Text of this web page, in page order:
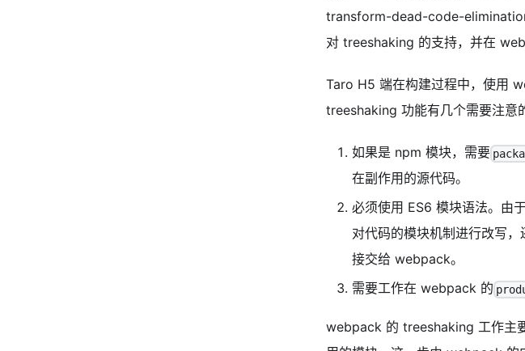
transform-dead-code-
对 treeshaking 的支持，并在
Taro H5 端在构建过程中，使用
treeshaking 功能有几个需要注意
如果是 npm 模块，需要
在副作用的源代码。
必须使用 ES6 模块语法。由
对代码的模块机制进行改写，
接交给 webpack。
需要工作在 webpack 的
webpack 的 treeshaking 工作主